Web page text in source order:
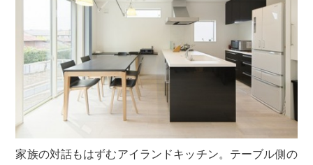
家族の対話もはずむアイランドキッチン。テーブル側の